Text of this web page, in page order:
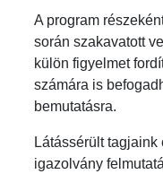
A program
során szakavatott
külön figyelmet
számára is
bemutatásra.
Látássérült
igazolvány